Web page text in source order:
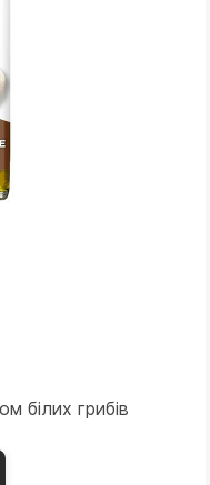
білих грибів